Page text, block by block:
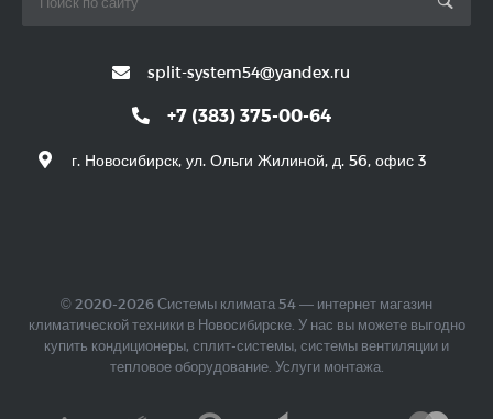
split-system54@yandex.ru
+7 (383) 375-00-64
г. Новосибирск, ул. Ольги Жилиной, д. 56, офис 3
© 2020-2026 Системы климата 54 — интернет магазин
климатической техники в Новосибирске. У нас вы можете выгодно
купить кондиционеры, сплит-системы, системы вентиляции и
тепловое оборудование. Услуги монтажа.